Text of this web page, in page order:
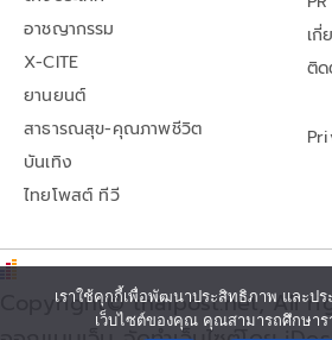
อาชญากรรม
X-CITE
ยานยนต์
สาธารณสุข-คุณภาพชีวิต
บันเทิง
ไทยโพสต์ ทีวี
เกี่
ติ
Copyright© thaipost.net, All
เราใช้คุกกี้เพื่อพัฒนาประสิทธิภาพ และป
เว็บไซต์ของคุณ คุณสามารถศึกษาร